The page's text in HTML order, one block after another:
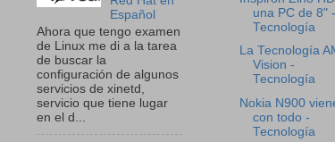
Español
Ahora que tengo examen
de Linux me di a la tarea
de buscar la
configuración de algunos
servicios de xinetd,
servicio que tiene lugar
en el d...
una PC de 8" -
Tecnología
La Tecnología
Vision -
Tecnología
Nokia N900
con todo -
Tecnología